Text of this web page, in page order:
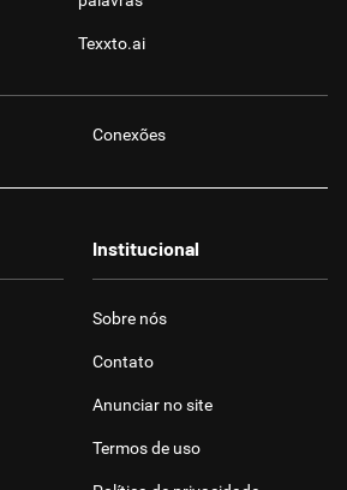
Texxto.ai
Conexões
Institucional
Sobre nós
Contato
Anunciar no site
Termos de uso